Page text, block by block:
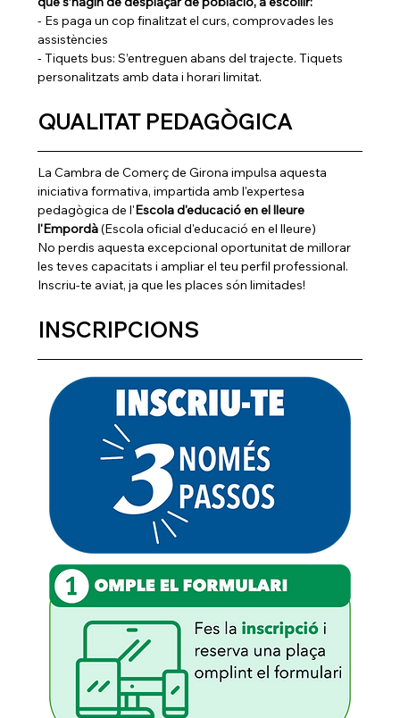
- Es paga un cop finalitzat el curs, comprovades les
assistències
- Tiquets bus: S’entreguen abans del trajecte. Tiquets
personalitzats amb data i horari limitat.
QUALITAT PEDAGÒGICA
La Cambra de Comerç de Girona impulsa aquesta
iniciativa formativa, impartida amb l'expertesa
pedagògica de l'Escola d'educació en el lleure
l'Empordà (Escola oficial d'educació en el lleure)
No perdis aquesta excepcional oportunitat de millorar
les teves capacitats i ampliar el teu perfil professional.
Inscriu-te aviat, ja que les places són limitades!
INSCRIPCIONS